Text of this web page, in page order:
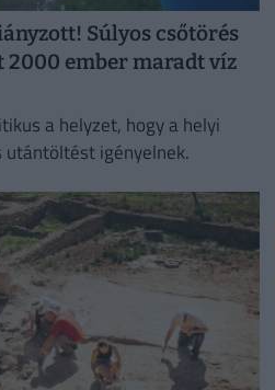
Súlyos csőtörés
ember maradt víz
a helyzet, hogy a helyi
igényelnek.